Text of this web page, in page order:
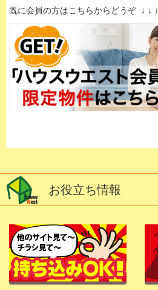
既に会員の方はこちらからどうぞ ↓ ↓ ↓
お役立ち情報